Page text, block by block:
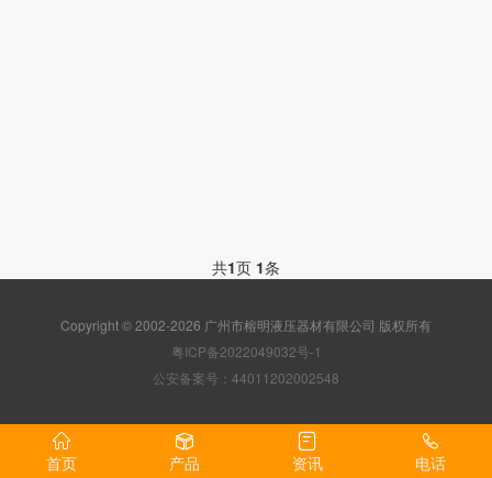
共1页 1条
Copyright © 2002-2026 广州市榕明液压器材有限公司 版权所有
粤ICP备2022049032号-1
公安备案号：44011202002548
首页 产品 资讯 电话